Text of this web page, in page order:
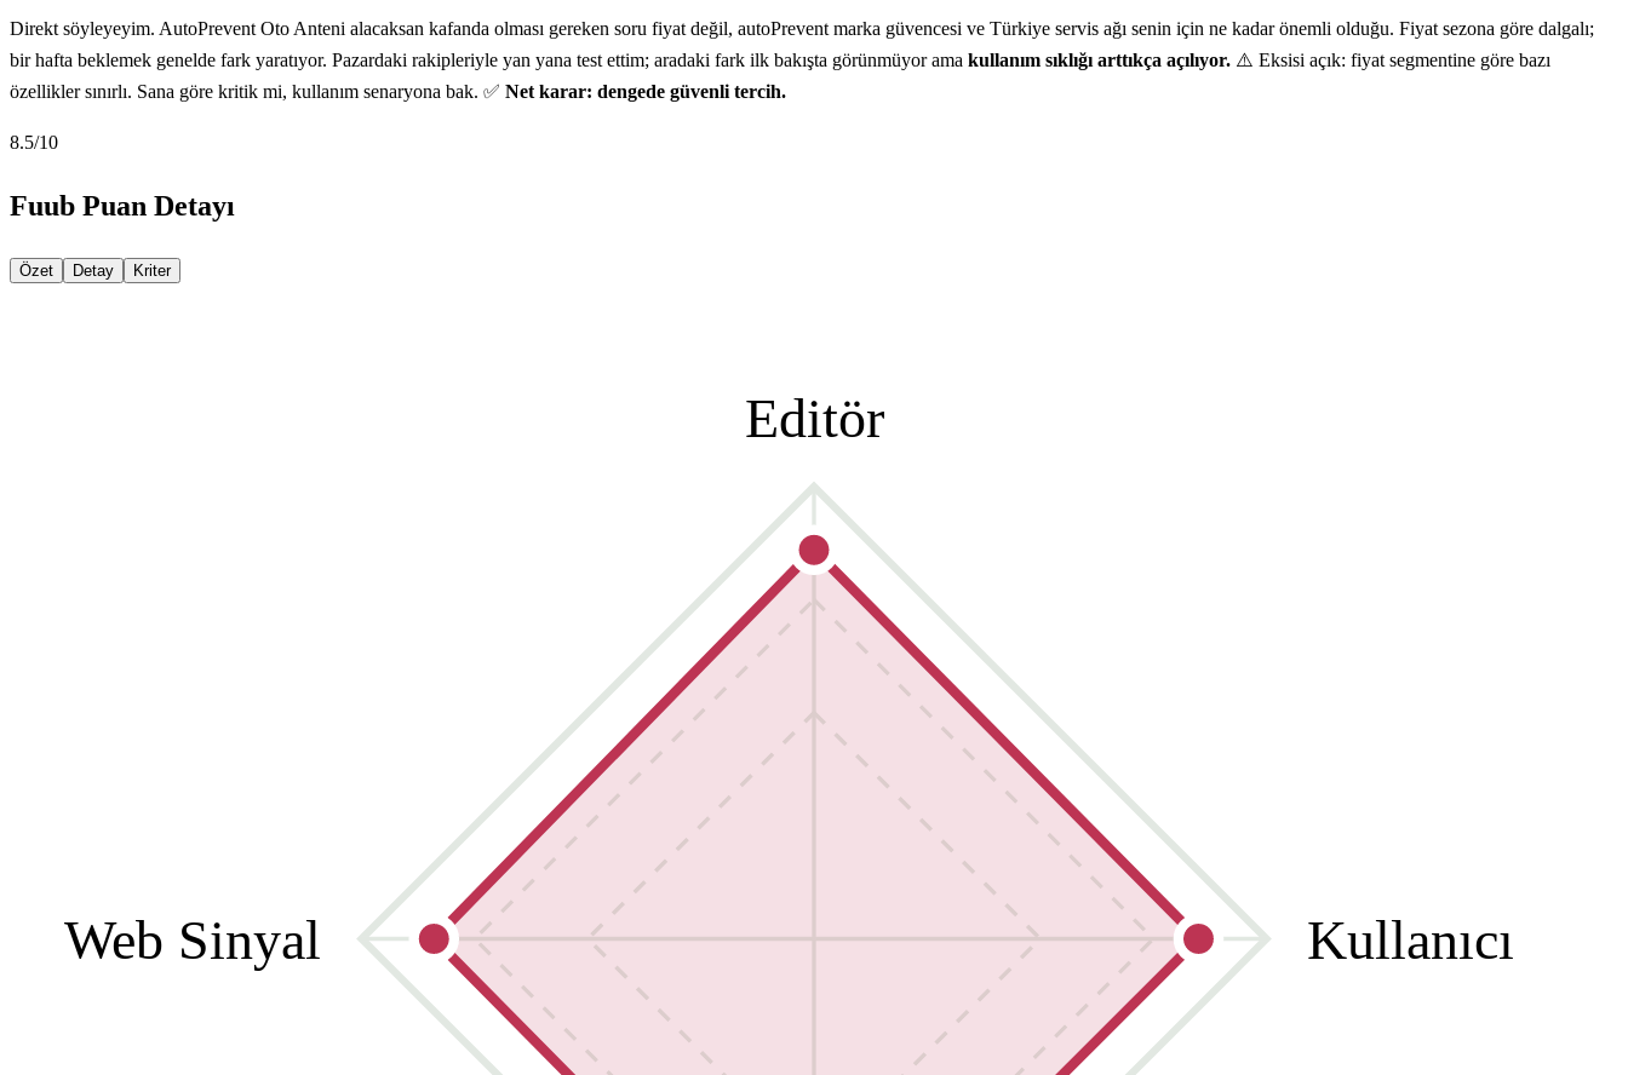
Direkt söyleyeyim. AutoPrevent Oto Anteni alacaksan kafanda olması gereken soru fiyat değil, autoPrevent marka güvencesi ve Türkiye servis ağı senin için ne kadar önemli olduğu. Fiyat sezona göre dalgalı;
bir hafta beklemek genelde fark yaratıyor. Pazardaki rakipleriyle yan yana test ettim; aradaki fark ilk bakışta görünmüyor ama kullanım sıklığı arttıkça açılıyor. ⚠️ Eksisi açık: fiyat segmentine göre bazı
özellikler sınırlı. Sana göre kritik mi, kullanım senaryona bak. ✅ Net karar: dengede güvenli tercih.
8.5/10
Fuub Puan Detayı
Özet Detay Kriter
Editör
Kullanıcı
Web Sinyal